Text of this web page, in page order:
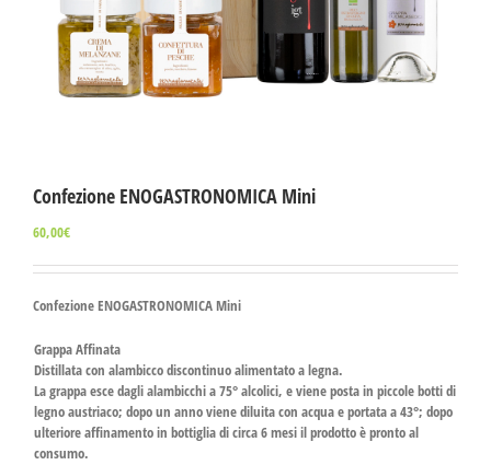
Confezione ENOGASTRONOMICA Mini
60,00€
Confezione ENOGASTRONOMICA Mini
Grappa Affinata
Distillata con alambicco discontinuo alimentato a legna.
La grappa esce dagli alambicchi a 75° alcolici, e viene posta in piccole botti di
legno austriaco; dopo un anno viene diluita con acqua e portata a 43°; dopo
ulteriore affinamento in bottiglia di circa 6 mesi il prodotto è pronto al
consumo.